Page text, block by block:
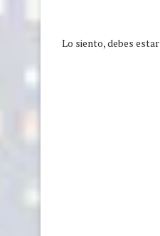
Lo siento, debes estar